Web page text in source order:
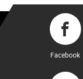
Facebook